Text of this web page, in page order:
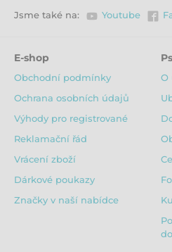
Jsme také na: Youtube
E-shop
Obchodní podmínky
Ochrana osobních údajů
Výhody pro registrované
Reklamační řád
Vrácení zboží
Dárkové poukazy
Značky v naší nabídce
O